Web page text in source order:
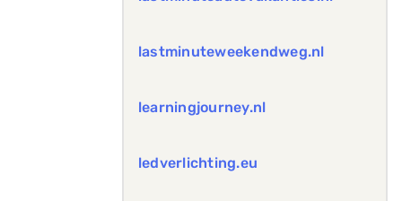
lastminuteweekendweg.nl
learningjourney.nl
ledverlichting.eu